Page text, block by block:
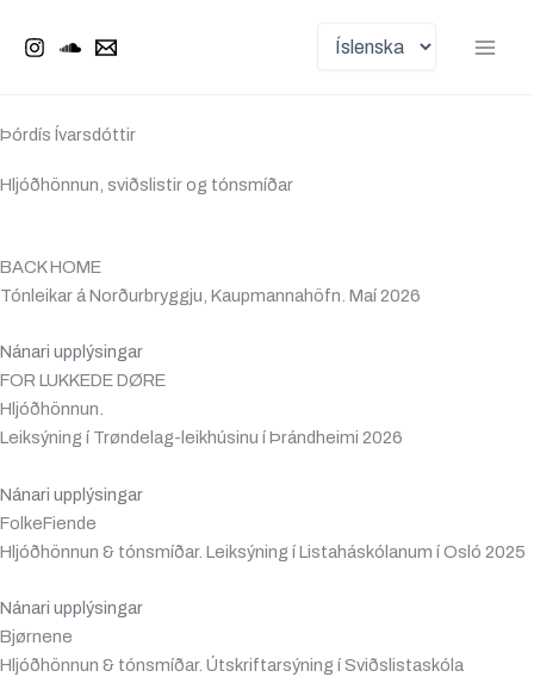
language
Þórdís Ívarsdóttir
Hljóðhönnun, sviðslistir og tónsmíðar
BACK HOME
Tónleikar á Norðurbryggju, Kaupmannahöfn. Maí 2026
Nánari upplýsingar
FOR LUKKEDE DØRE
Hljóðhönnun.
Leiksýning í Trøndelag-leikhúsinu í Þrándheimi 2026
Nánari upplýsingar
FolkeFiende
Hljóðhönnun & tónsmíðar. Leiksýning í Listaháskólanum í Osló 2025
Nánari upplýsingar
Bjørnene
Hljóðhönnun & tónsmíðar. Útskriftarsýning í Sviðslistaskóla